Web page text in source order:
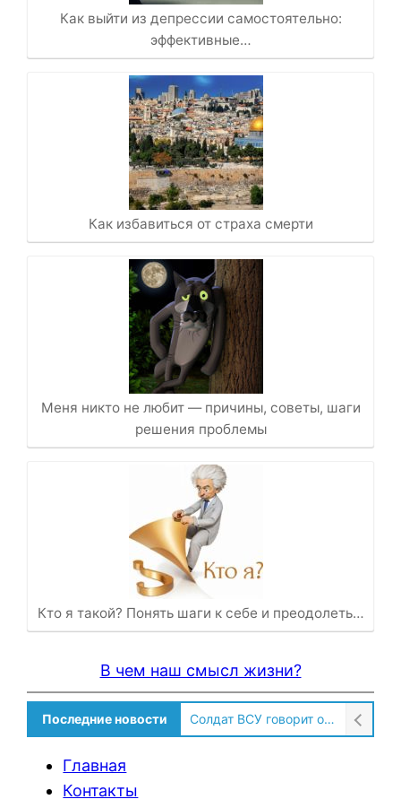
Как выйти из депрессии самостоятельно:
эффективные…
Как избавиться от страха смерти
Меня никто не любит — причины, советы, шаги
решения проблемы
Кто я такой? Понять шаги к себе и преодолеть…
В чем наш смысл жизни?
Последние новости Солдат ВСУ говорит о том, чтобы продавали топливо для ремонта техники в Угледаре
Главная
Контакты